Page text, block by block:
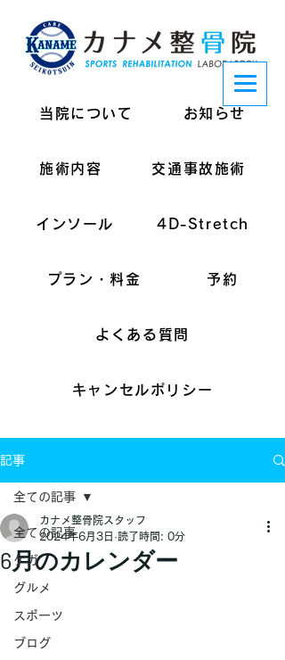
当院について お知らせ
施術内容 交通事故施術
インソール 4D-Stretch
プラン・料金 予約
よくある質問
キャンセルポリシー
記事
全ての記事
ケガ
グルメ
スポーツ
ブログ
全ての記事
6月のカレンダー
カナメ整骨院スタッフ
2024年6月3日 読了時間: 0分